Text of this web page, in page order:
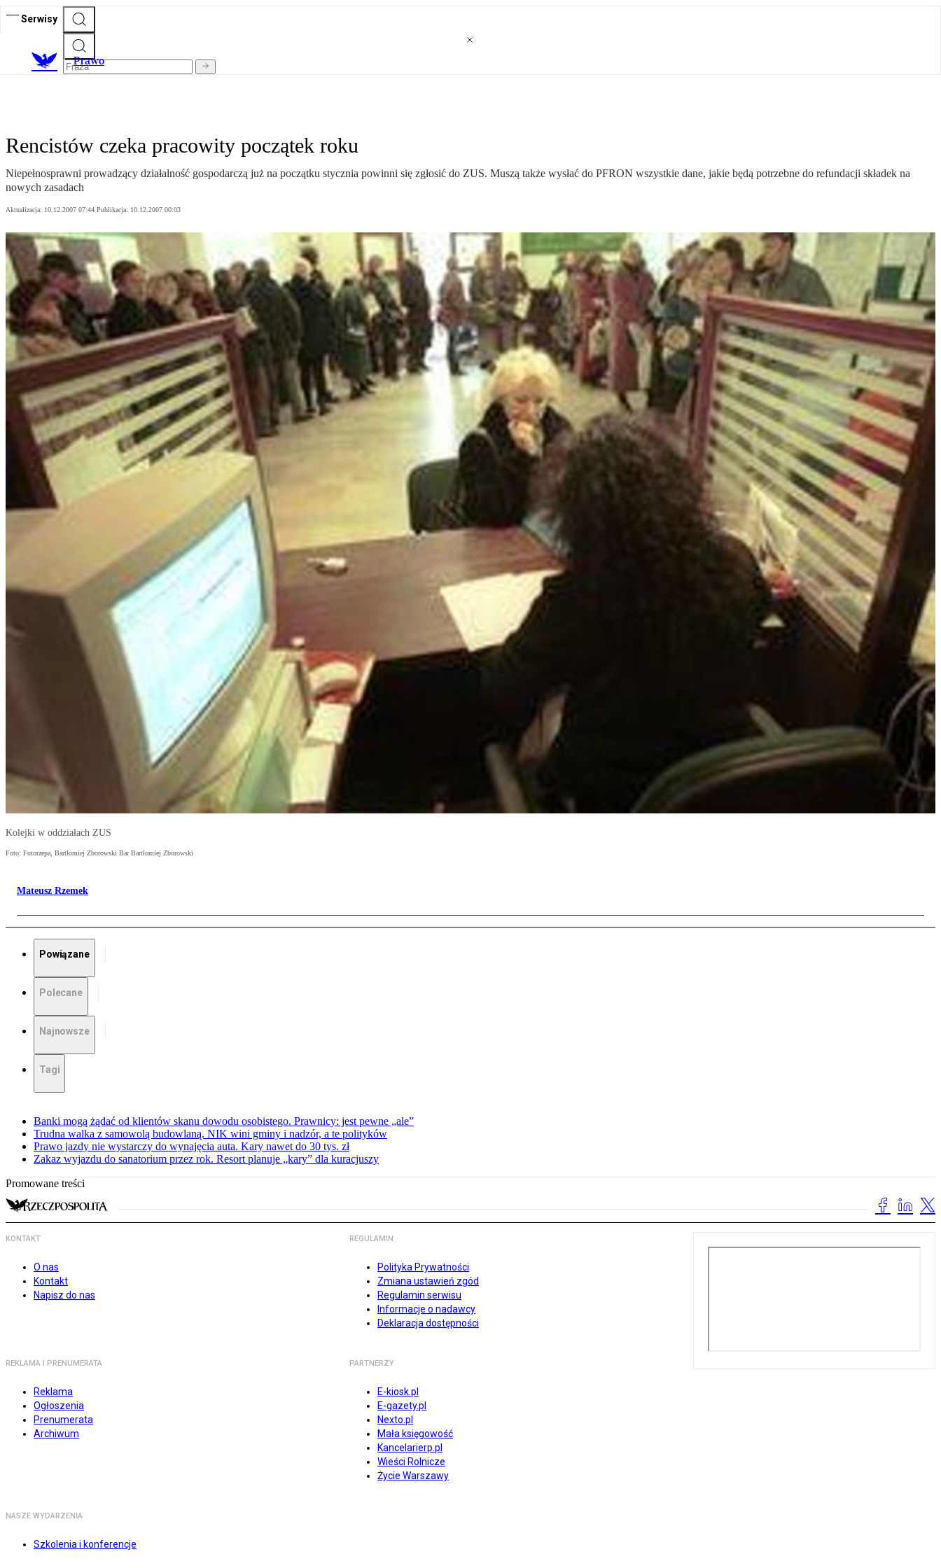
Serwisy
Prawo
Rencistów czeka pracowity początek roku
Niepełnosprawni prowadzący działalność gospodarczą już na początku stycznia powinni się zgłosić do ZUS. Muszą także wysłać do PFRON wszystkie dane, jakie będą potrzebne do refundacji składek na
nowych zasadach
Aktualizacja: 10.12.2007 07:44 Publikacja: 10.12.2007 00:03
Kolejki w oddziałach ZUS
Foto: Fotorzepa, Bartłomiej Zborowski Bar Bartłomiej Zborowski
Mateusz Rzemek
Powiązane
Polecane
Najnowsze
Tagi
Banki mogą żądać od klientów skanu dowodu osobistego. Prawnicy: jest pewne „ale”
Trudna walka z samowolą budowlaną. NIK wini gminy i nadzór, a te polityków
Prawo jazdy nie wystarczy do wynajęcia auta. Kary nawet do 30 tys. zł
Zakaz wyjazdu do sanatorium przez rok. Resort planuje „kary” dla kuracjuszy
Promowane treści
KONTAKT
O nas
Kontakt
Napisz do nas
REGULAMIN
Polityka Prywatności
Zmiana ustawień zgód
Regulamin serwisu
Informacje o nadawcy
Deklaracja dostępności
REKLAMA I PRENUMERATA
Reklama
Ogłoszenia
Prenumerata
Archiwum
PARTNERZY
E-kiosk.pl
E-gazety.pl
Nexto.pl
Mała księgowość
Kancelarierp.pl
Wieści Rolnicze
Życie Warszawy
NASZE WYDARZENIA
Szkolenia i konferencje